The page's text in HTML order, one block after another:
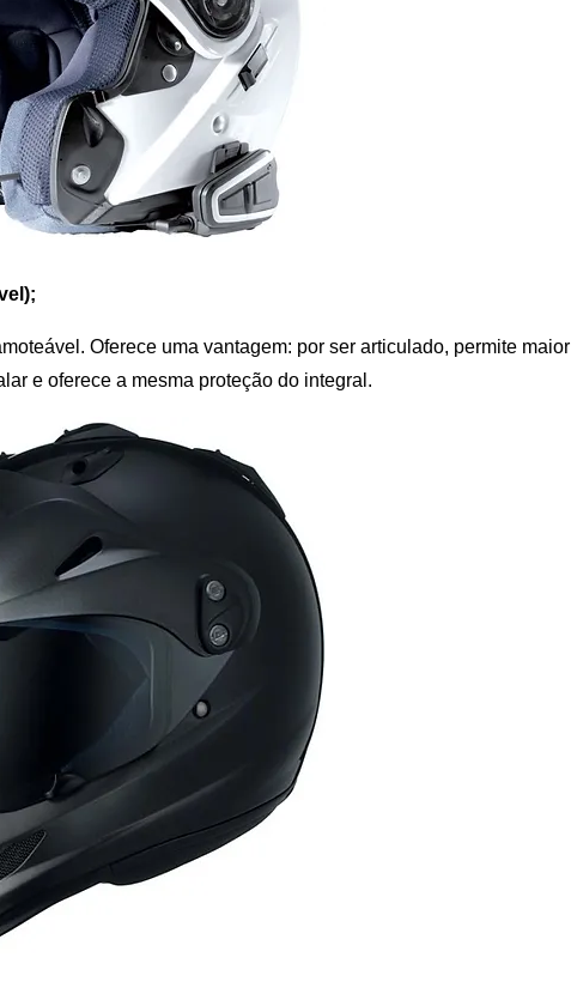
Oferece uma vantagem: por ser articulado, permite maior
e oferece a mesma proteção do integral.